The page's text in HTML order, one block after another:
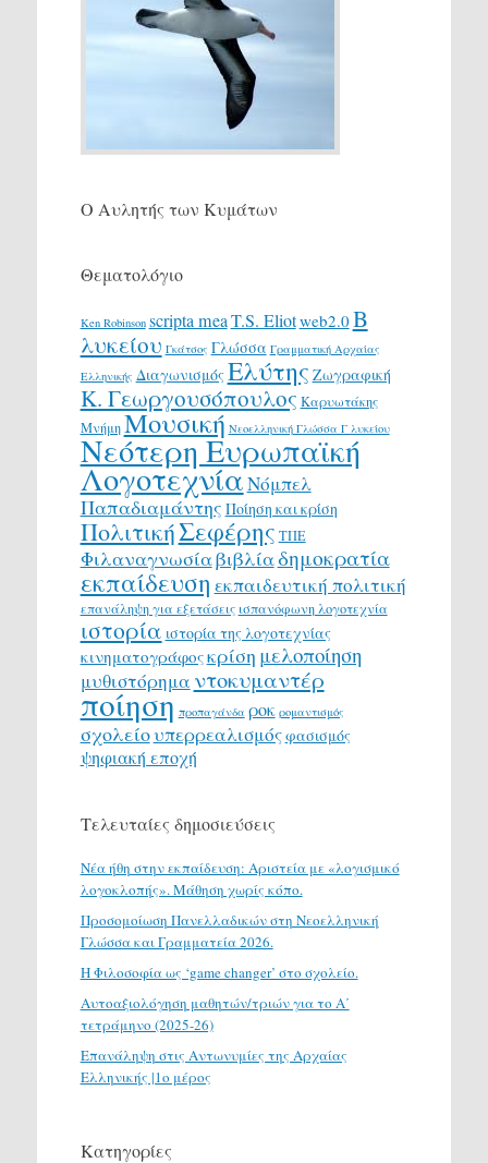
Ο Αυλητής των Κυμάτων
Θεματολόγιο
Ken Robinson scripta meaT.S. Eliotweb2.0 Β
λυκείου Γκάτσος Γλώσσα Γραμματική Αρχαίας
Ελληνικής ΔιαγωνισμόςΕλύτης Ζωγραφική
Κ. Γεωργουσόπουλος Καρυωτάκης
ΜνήμηΜουσική Νεοελληνική Γλώσσα Γ λυκείου
Νεότερη Ευρωπαϊκή
ΛογοτεχνίαΝόμπελ
Παπαδιαμάντης Ποίηση και κρίση
ΠολιτικήΣεφέρης ΤΠΕ
Φιλαναγνωσίαβιβλίαδημοκρατία
εκπαίδευση εκπαιδευτική πολιτική
επανάληψη για εξετάσεις ισπανόφωνη λογοτεχνία
ιστορία ιστορία της λογοτεχνίας
κινηματογράφοςκρίση μελοποίηση
μυθιστόρημα ντοκυμαντέρ
ποίηση προπαγάνδα ροκ ρομαντισμός
σχολείουπερρεαλισμόςφασισμός
ψηφιακή εποχή
Τελευταίες δημοσιεύσεις
Νέα ήθη στην εκπαίδευση: Αριστεία με «λογισμικό
λογοκλοπής». Μάθηση χωρίς κόπο.
Προσομοίωση Πανελλαδικών στη Νεοελληνική
Γλώσσα και Γραμματεία 2026.
H Φιλοσοφία ως ‘game changer’ στο σχολείο.
Αυτοαξιολόγηση μαθητών/τριών για το Α΄
τετράμηνο (2025-26)
Επανάληψη στις Αντωνυμίες της Αρχαίας
Ελληνικής |1ο μέρος
Κατηγορίες